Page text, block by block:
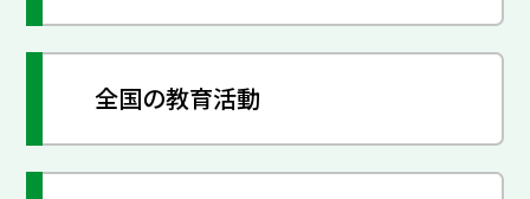
全国の教育活動